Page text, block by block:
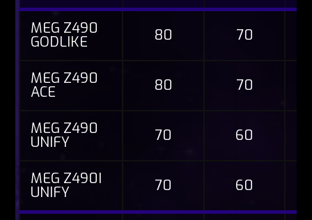
MEG Z490
GODLIKE 80 70
MEG Z490
ACE 80 70
MEG Z490
UNIFY 70 60
MEG Z490I
UNIFY 70 60